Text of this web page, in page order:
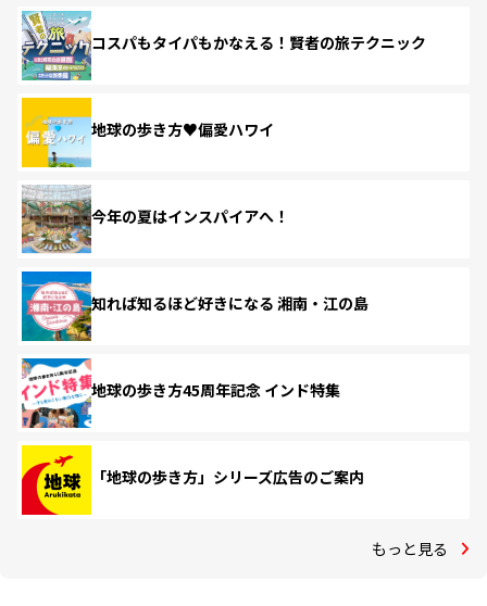
コスパもタイパもかなえる！賢者の旅テクニック
地球の歩き方♥偏愛ハワイ
今年の夏はインスパイアへ！
知れば知るほど好きになる 湘南・江の島
地球の歩き方45周年記念 インド特集
「地球の歩き方」シリーズ広告のご案内
もっと見る